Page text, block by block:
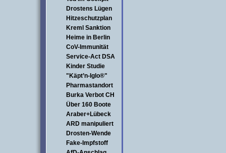
Drostens Lügen
Hitzeschutzplan
Kreml Sanktion
Heime in Berlin
CoV-Immunität
Service-Act DSA
Kinder Studie
"Käpt’n-Iglo®"
Pharmastandort
Burka Verbot CH
Über 160 Boote
Araber+Lübeck
ARD manipuliert
Drosten-Wende
Fake-Impfstoff